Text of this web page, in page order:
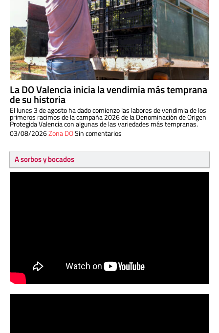
La DO Valencia inicia la vendimia más temprana
de su historia
El lunes 3 de agosto ha dado comienzo las labores de vendimia de los
primeros racimos de la campaña 2026 de la Denominación de Origen
Protegida Valencia con algunas de las variedades más tempranas.
03/08/2026Zona DOSin comentarios
A sorbos y bocados